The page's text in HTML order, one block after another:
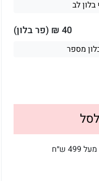
40 ₪ (פר בלון)
ש״ח